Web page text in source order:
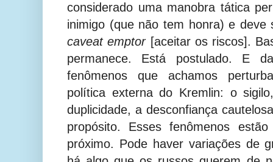
considerado uma manobra tática
inimigo (que não tem honra) e
caveat emptor[aceitar os riscos].
permanece. Está postulado. E
fenômenos que achamos
política externa do Kremlin: o
duplicidade, a desconfiança
propósito. Esses fenômenos
próximo. Pode haver variações de